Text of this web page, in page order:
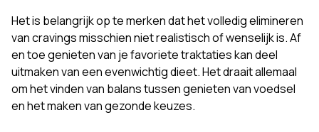
Het is belangrijk op te merken dat het volledig elimineren
van cravings misschien niet realistisch of wenselijk is. Af
en toe genieten van je favoriete traktaties kan deel
uitmaken van een evenwichtig dieet. Het draait allemaal
om het vinden van balans tussen genieten van voedsel
en het maken van gezonde keuzes.